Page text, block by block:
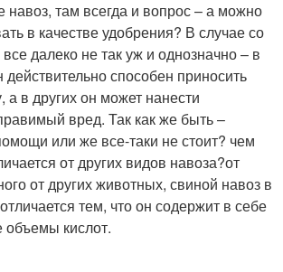
навоз, там всегда и вопрос – а можно
в качестве удобрения? В случае со
далеко не так уж и однозначно – в
действительно способен приносить
а в других он может нанести
вред. Так как же быть –
или же все-таки не стоит? чем
от других видов навоза?от
от других животных, свиной навоз в
тем, что он содержит в себе
объемы кислот.